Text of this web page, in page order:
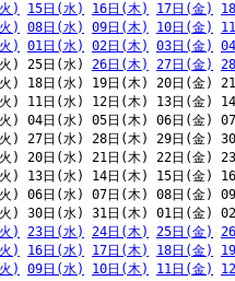
) 15日(水) 16日(木) 17日(金)
) 08日(水) 09日(木) 10日(金)
) 01日(水) 02日(木) 03日(金)
) 25日(水) 26日(木) 27日(金)
火) 18日(水) 19日(木) 20日(金)
火) 11日(水) 12日(木) 13日(金)
火) 04日(水) 05日(木) 06日(金)
火) 27日(水) 28日(木) 29日(金)
火) 20日(水) 21日(木) 22日(金)
火) 13日(水) 14日(木) 15日(金)
火) 06日(水) 07日(木) 08日(金)
) 30日(水) 31日(木) 01日(金)
) 23日(水) 24日(木) 25日(金)
) 16日(水) 17日(木) 18日(金)
) 09日(水) 10日(木) 11日(金)